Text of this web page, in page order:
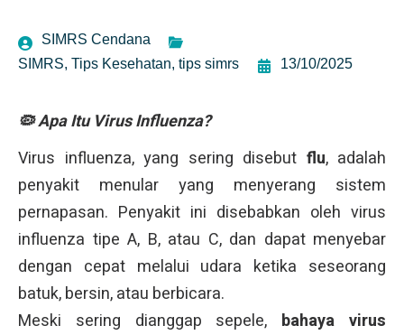
SIMRS Cendana
SIMRS, Tips Kesehatan, tips simrs 13/10/2025
🦠 Apa Itu Virus Influenza?
Virus influenza, yang sering disebut flu, adalah
penyakit menular yang menyerang sistem
pernapasan. Penyakit ini disebabkan oleh virus
influenza tipe A, B, atau C, dan dapat menyebar
dengan cepat melalui udara ketika seseorang
batuk, bersin, atau berbicara.
Meski sering dianggap sepele, bahaya virus